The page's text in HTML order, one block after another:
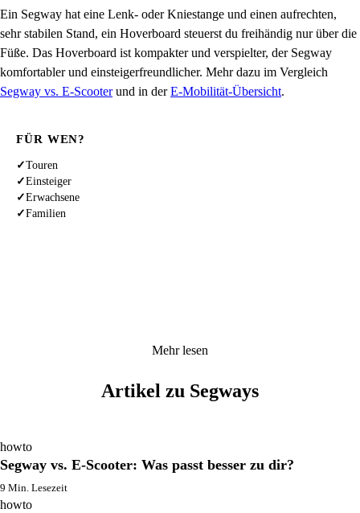
Ein Segway hat eine Lenk- oder Kniestange und einen aufrechten,
sehr stabilen Stand, ein Hoverboard steuerst du freihändig nur über die
Füße. Das Hoverboard ist kompakter und verspielter, der Segway
komfortabler und einsteigerfreundlicher. Mehr dazu im Vergleich
Segway vs. E-Scooterund in derE-Mobilität-Übersicht.
FÜR WEN?
✓Touren
✓Einsteiger
✓Erwachsene
✓Familien
Mehr lesen
Artikel zu Segways
howto
Segway vs. E-Scooter: Was passt besser zu dir?
9 Min. Lesezeit
howto